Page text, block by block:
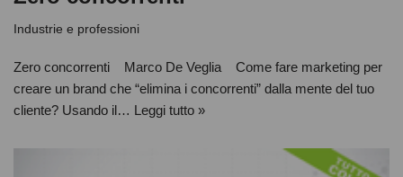
Industrie e professioni
Zero concorrenti Marco De Veglia Come fare marketing per
creare un brand che “elimina i concorrenti” dalla mente del tuo
cliente? Usando il… Leggi tutto »